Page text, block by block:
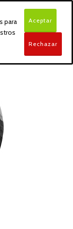
para
Aceptar
Rechazar